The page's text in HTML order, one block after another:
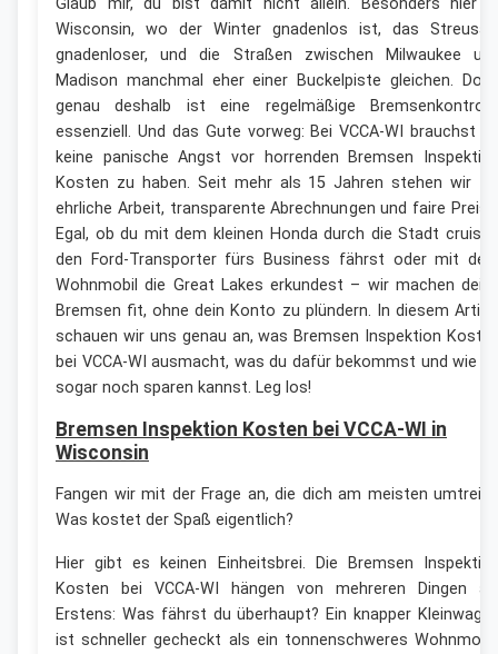
Glaub mir, du bist damit nicht allein. Besonders hier
Wisconsin, wo der Winter gnadenlos ist, das
gnadenloser, und die Straßen zwischen Milwaukee
Madison manchmal eher einer Buckelpiste gleichen.
genau deshalb ist eine regelmäßige
essenziell. Und das Gute vorweg: Bei VCCA-WI brauchst
keine panische Angst vor horrenden Bremsen
Kosten zu haben. Seit mehr als 15 Jahren stehen wir
ehrliche Arbeit, transparente Abrechnungen und faire
Egal, ob du mit dem kleinen Honda durch die Stadt
den Ford-Transporter fürs Business fährst oder mit
Wohnmobil die Great Lakes erkundest – wir machen
Bremsen fit, ohne dein Konto zu plündern. In diesem
schauen wir uns genau an, was Bremsen Inspektion
bei VCCA-WI ausmacht, was du dafür bekommst und wie
sogar noch sparen kannst. Leg los!
Bremsen Inspektion Kosten bei VCCA-WI in
Wisconsin
Fangen wir mit der Frage an, die dich am meisten
Was kostet der Spaß eigentlich?
Hier gibt es keinen Einheitsbrei. Die Bremsen
Kosten bei VCCA-WI hängen von mehreren Dingen
Erstens: Was fährst du überhaupt? Ein knapper
ist schneller gecheckt als ein tonnenschweres